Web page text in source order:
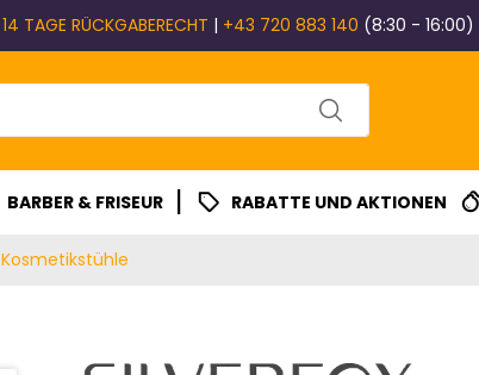
14 TAGE RÜCKGABERECHT | +43 720 883 140 (8:30 - 16:00)
BARBER & FRISEUR | RABATTE UND AKTIONEN
Kosmetikstühle